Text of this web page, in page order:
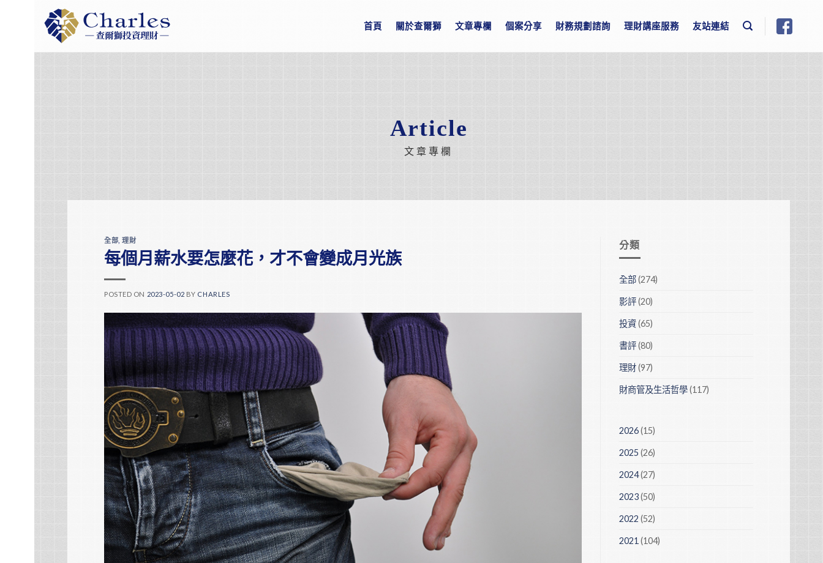
首頁 關於查爾獅 文章專欄 個案分享 財務規劃諮詢 理財講座服務 友站連結
Article
文章專欄
全部 ,理財
每個月薪水要怎麼花，才不會變成月光族
POSTED ON 2023-05-02 BY CHARLES
分類
全部(274)
影評(20)
投資(65)
書評(80)
理財(97)
財商管及生活哲學(117)
2026(15)
2025 (26)
2024(27)
2023(50)
2022 (52)
2021 (104)